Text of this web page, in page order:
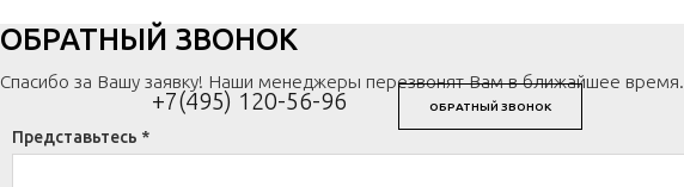
+7(495) 120-56-96 ОБРАТНЫЙ ЗВОНОК
ОБРАТНЫЙ ЗВОНОК
Спасибо за Вашу заявку! Наши менеджеры перезвонят Вам в ближайшее время.
Представьтесь *